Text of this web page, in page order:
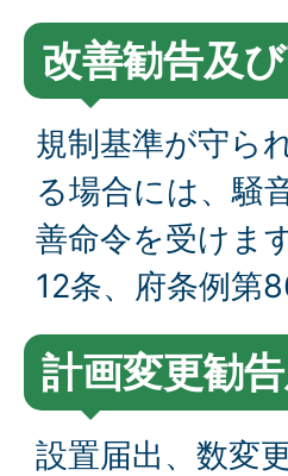
改善勧告及
規制基準が守ら
る場合には、騒
善命令を受けま
12条、府条例第
計画変更勧
設置届出、数変